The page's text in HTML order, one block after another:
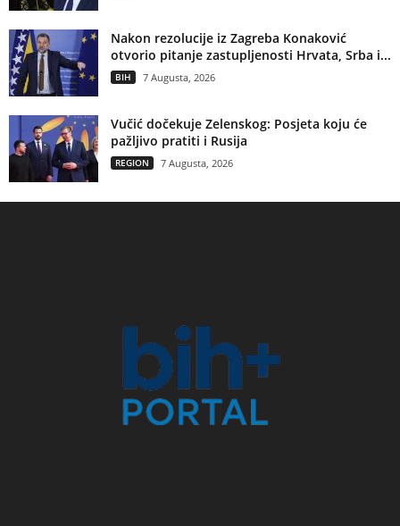
Nakon rezolucije iz Zagreba Konaković
otvorio pitanje zastupljenosti Hrvata, Srba i...
BIH 7 Augusta, 2026
Vučić dočekuje Zelenskog: Posjeta koju će
pažljivo pratiti i Rusija
REGION 7 Augusta, 2026